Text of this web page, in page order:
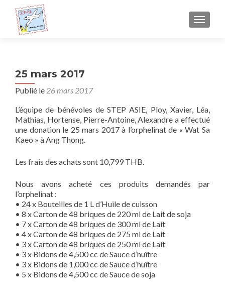
25 mars 2017
Publié le 26 mars 2017
L’équipe de bénévoles de STEP ASIE, Ploy, Xavier, Léa,
Mathias, Hortense, Pierre-Antoine, Alexandre a effectué
une donation le 25 mars 2017 à l’orphelinat de « Wat Sa
Kaeo » à Ang Thong.
Les frais des achats sont 10,799 THB.
Nous avons acheté ces produits demandés par
l’orphelinat :
• 24 x Bouteilles de 1 L d’Huile de cuisson
• 8 x Carton de 48 briques de 220 ml de Lait de soja
• 7 x Carton de 48 briques de 300 ml de Lait
• 4 x Carton de 48 briques de 275 ml de Lait
• 3 x Carton de 48 briques de 250 ml de Lait
• 3 x Bidons de 4,500 cc de Sauce d’huître
• 3 x Bidons de 1,000 cc de Sauce d’huître
• 5 x Bidons de 4,500 cc de Sauce de soja